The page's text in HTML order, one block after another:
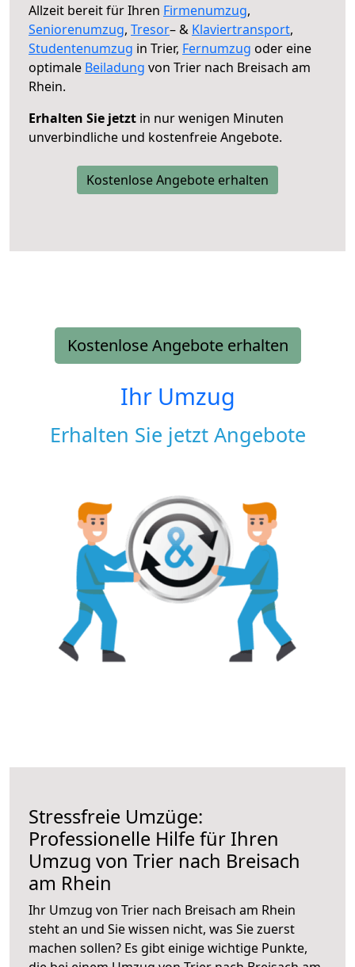
Allzeit bereit für Ihren Firmenumzug,
Seniorenumzug, Tresor– & Klaviertransport,
Studentenumzug in Trier, Fernumzug oder eine
optimale Beiladung von Trier nach Breisach am
Rhein.
Erhalten Sie jetzt in nur wenigen Minuten
unverbindliche und kostenfreie Angebote.
Kostenlose Angebote erhalten
Kostenlose Angebote erhalten
Ihr Umzug
Erhalten Sie jetzt Angebote
Stressfreie Umzüge:
Professionelle Hilfe für Ihren
Umzug von Trier nach Breisach
am Rhein
Ihr Umzug von Trier nach Breisach am Rhein
steht an und Sie wissen nicht, was Sie zuerst
machen sollen? Es gibt einige wichtige Punkte,